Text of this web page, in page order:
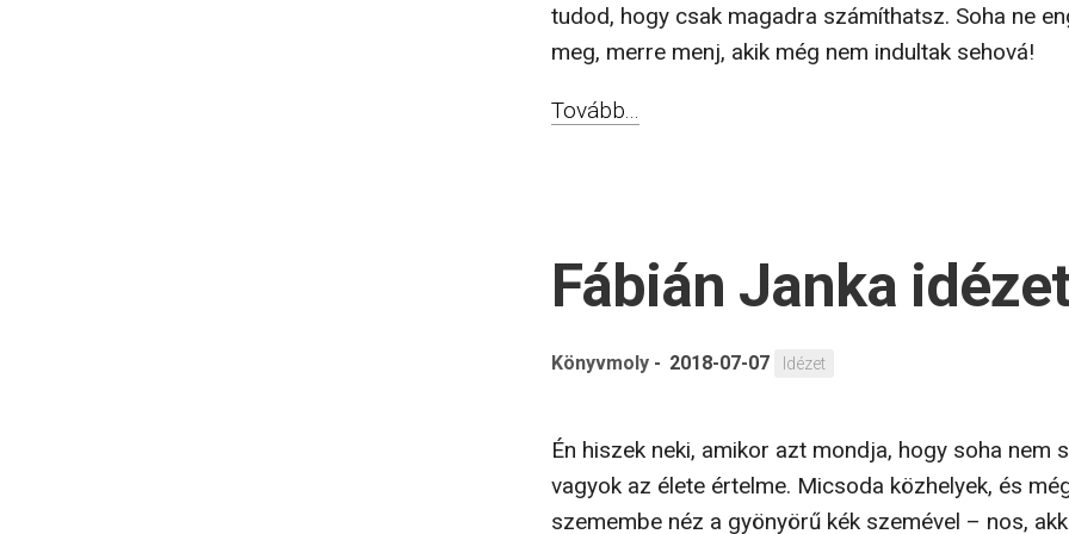
tudod, hogy csak magadra számíthatsz. Soha ne
meg, merre menj, akik még nem indultak sehová!
Tovább...
Fábián Janka
Könyvmoly - 2018-07-07 Idézet
Én hiszek neki, amikor azt mondja, hogy soha nem
vagyok az élete értelme. Micsoda közhelyek, és
szemembe néz a gyönyörű kék szemével – nos,